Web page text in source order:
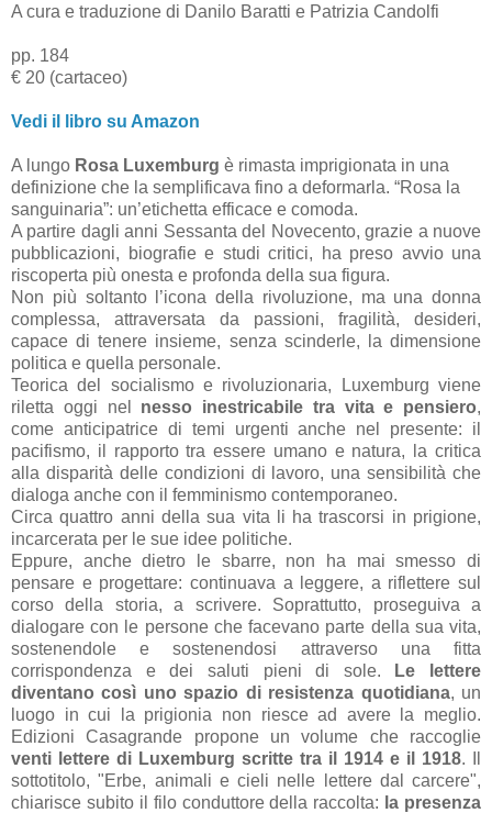
A cura e traduzione di Danilo Baratti e Patrizia Candolfi
pp. 184
€ 20 (cartaceo)
Vedi il libro su Amazon
A lungo Rosa Luxemburg è rimasta imprigionata in una
definizione che la semplificava fino a deformarla. “Rosa la
sanguinaria”: un’etichetta efficace e comoda.
A partire dagli anni Sessanta del Novecento, grazie a nuove
pubblicazioni, biografie e studi critici, ha preso avvio una
riscoperta più onesta e profonda della sua figura.
Non più soltanto l’icona della rivoluzione, ma una donna
complessa, attraversata da passioni, fragilità, desideri,
capace di tenere insieme, senza scinderle, la dimensione
politica e quella personale.
Teorica del socialismo e rivoluzionaria, Luxemburg viene
riletta oggi nel nesso inestricabile tra vita e pensiero,
come anticipatrice di temi urgenti anche nel presente: il
pacifismo, il rapporto tra essere umano e natura, la critica
alla disparità delle condizioni di lavoro, una sensibilità che
dialoga anche con il femminismo contemporaneo.
Circa quattro anni della sua vita li ha trascorsi in prigione,
incarcerata per le sue idee politiche.
Eppure, anche dietro le sbarre, non ha mai smesso di
pensare e progettare: continuava a leggere, a riflettere sul
corso della storia, a scrivere. Soprattutto, proseguiva a
dialogare con le persone che facevano parte della sua vita,
sostenendole e sostenendosi attraverso una fitta
corrispondenza e dei saluti pieni di sole.
Le lettere
diventano così uno spazio di resistenza quotidiana, un
luogo in cui la prigionia non riesce ad avere la meglio.
Edizioni Casagrande propone un volume che raccoglie
venti lettere di Luxemburg scritte tra il 1914 e il 1918. Il
sottotitolo, "Erbe, animali e cieli nelle lettere dal carcere",
chiarisce subito il filo conduttore della raccolta: la presenza